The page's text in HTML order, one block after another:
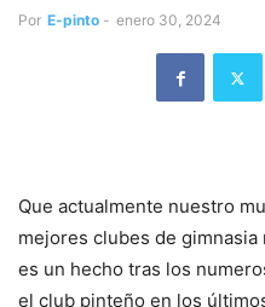
Por E-pinto - enero 30, 2024
Que actualmente nuestro
mejores clubes de
es un hecho tras los
el club pinteño en los